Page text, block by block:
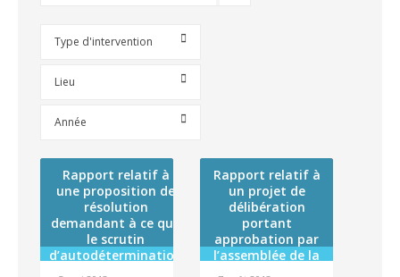
Type d'intervention
Lieu
Année
Rapport relatif à
une proposition de
résolution
demandant à ce que
le scrutin
d’autodétermination
Rapport relatif à
un projet de
délibération
portant
approbation par
l’assemblée de la